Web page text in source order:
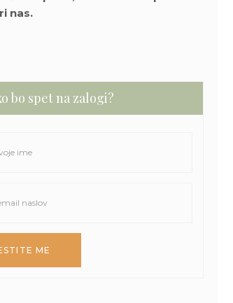
nas.
bo spet na zalogi?